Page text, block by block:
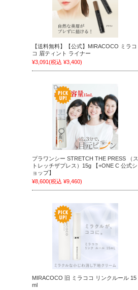
【送料無料】【公式】MIRACOCO ミラコ
コ 眉ティント ライナー
¥3,091(税込 ¥3,400)
プラワンシー STRETCH THE PRESS （ス
トレッチザプレス）15g 【+ONE C 公式シ
ョップ】
¥8,600(税込 ¥9,460)
MIRACOCO 旧 ミラココ リンクルール 15
ml